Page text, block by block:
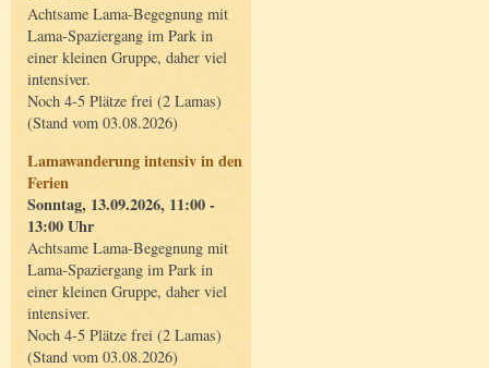
Achtsame Lama-Begegnung mit
Lama-Spaziergang im Park in
einer kleinen Gruppe, daher viel
intensiver.
Noch 4-5 Plätze frei (2 Lamas)
(Stand vom 03.08.2026)
Lamawanderung intensiv in den
Ferien
Sonntag, 13.09.2026, 11:00 -
13:00 Uhr
Achtsame Lama-Begegnung mit
Lama-Spaziergang im Park in
einer kleinen Gruppe, daher viel
intensiver.
Noch 4-5 Plätze frei (2 Lamas)
(Stand vom 03.08.2026)